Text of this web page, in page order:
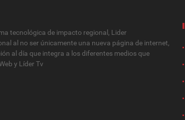
tecnológica de impacto regional, Lider
al no ser únicamente una nueva página de internet,
al día que integra a los diferentes medios que
y Líder Tv